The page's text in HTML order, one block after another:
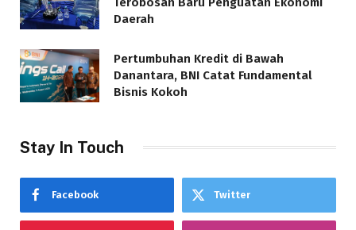
Daerah
Pertumbuhan Kredit di Bawah
Danantara, BNI Catat Fundamental
Bisnis Kokoh
Stay In Touch
Facebook Twitter